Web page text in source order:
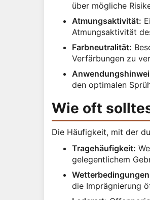
über mögliche
Atmungsaktivität:
Atmungsaktivität
Farbneutralität:
Verfärbungen zu
den optimalen
Wie oft
Die Häufigkeit, mit der
Tragehäufigkeit:
gelegentlichem
die Imprägnierung